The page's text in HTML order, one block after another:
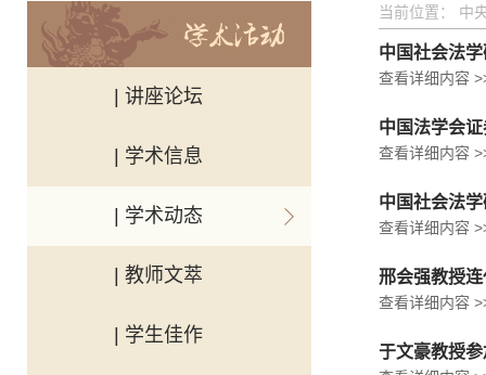
| 讲座论坛
| 学术信息
| 学术动态
| 教师文萃
| 学生佳作
当前位置： 中
中国社会法
查看详细内容
中国法学会
查看详细内容
中国社会法
查看详细内容
邢会强教授
查看详细内容
于文豪教授